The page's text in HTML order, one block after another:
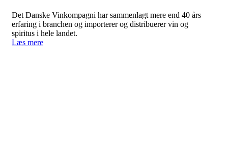
Det Danske Vinkompagni har sammenlagt mere end 40 års
erfaring i branchen og importerer og distribuerer vin og
spiritus i hele landet.
Læs mere